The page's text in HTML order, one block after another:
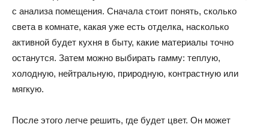
с анализа помещения. Сначала стоит понять, сколько
света в комнате, какая уже есть отделка, насколько
активной будет кухня в быту, какие материалы точно
останутся. Затем можно выбирать гамму: теплую,
холодную, нейтральную, природную, контрастную или
мягкую.
После этого легче решить, где будет цвет. Он может